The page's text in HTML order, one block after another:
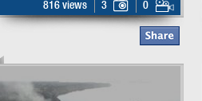
816 views 3 0